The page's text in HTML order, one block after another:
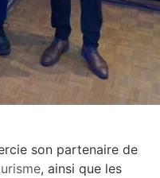
son partenaire de
, ainsi que les